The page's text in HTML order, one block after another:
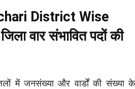
District Wise
वार संभावित पदों की
में जनसंख्या और वार्डों की संख्या के